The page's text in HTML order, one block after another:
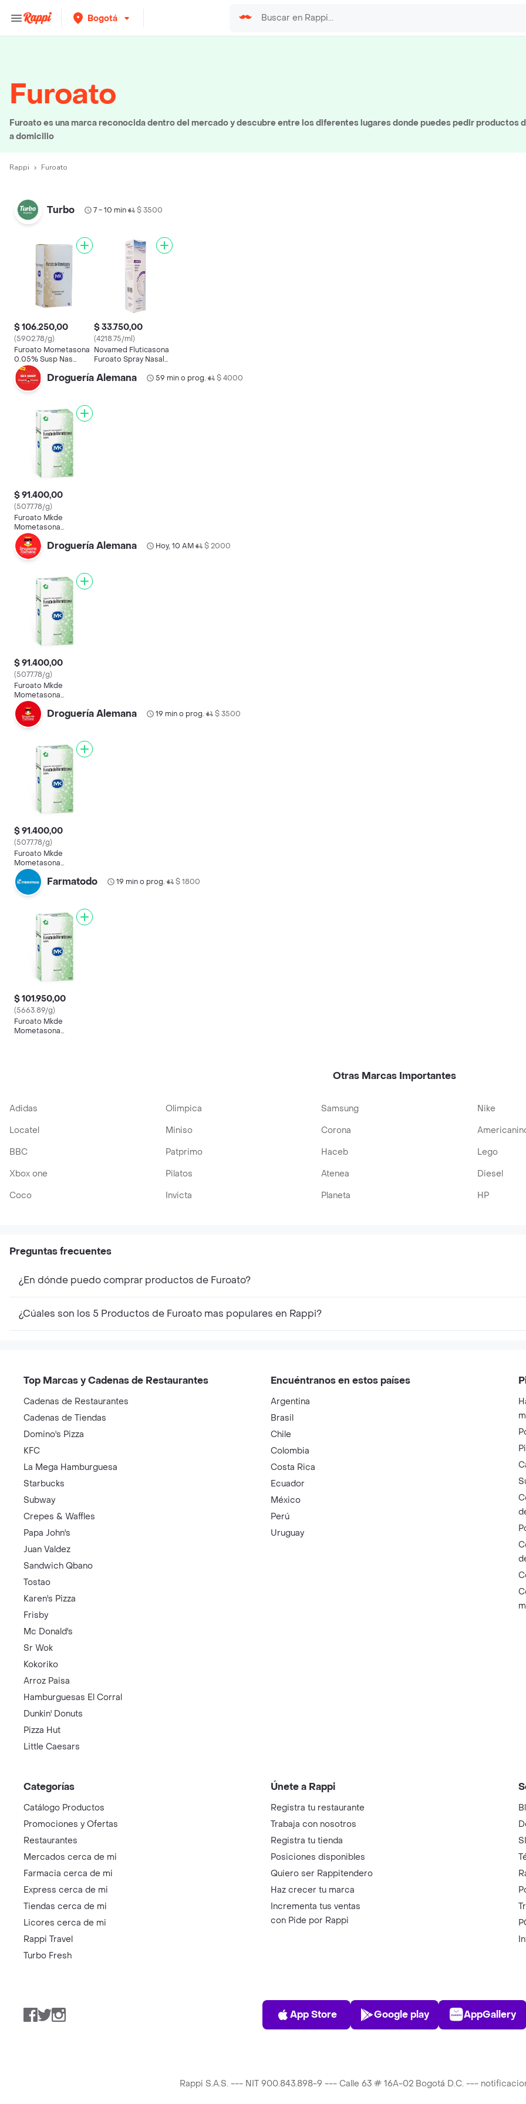
Bogotá
Furoato
Furoato es una marca reconocida dentro del mercado y descubre entre los diferentes lugares donde puedes pedir productos
a domicilio
Rappi Furoato
Turbo 7 - 10 min• $ 3500
$ 106.250,00
(5902.78/g)
Furoato Mometasona
0.05% Susp Nas
Frasco X 18gr Mk
$ 33.750,00
(4218.75/ml)
Novamed Fluticasona
Furoato Spray Nasal
Droguería Alemana 59 min o prog.• $ 4000
$ 91.400,00
(5077.78/g)
Furoato Mkde
Mometasona
Antipruritico (0.05 %)
Droguería Alemana Hoy, 10 AM• $ 2000
$ 91.400,00
(5077.78/g)
Furoato Mkde
Mometasona
Antipruritico (0.05 %)
Droguería Alemana 19 min o prog.• $ 3500
$ 91.400,00
(5077.78/g)
Furoato Mkde
Mometasona
Antipruritico (0.05 %)
Farmatodo 19 min o prog.• $ 1800
$ 101.950,00
(5663.89/g)
Furoato Mkde
Mometasona
Otras Marcas Importantes
Adidas Olimpica Samsung Nike
Locatel
Miniso Corona
BBC
Patprimo Haceb Lego
Xbox one
Pilatos Atenea Diesel
Coco
Invicta Planeta HP
Preguntas frecuentes
¿En dónde puedo comprar productos de Furoato?
¿Cúales son los 5 Productos de Furoato mas populares en Rappi?
Top Marcas y Cadenas de Restaurantes
Cadenas de Restaurantes
Cadenas de Tiendas
Domino's Pizza
KFC
La Mega Hamburguesa
Starbucks
Subway
Crepes & Waffles
Papa John's
Juan Valdez
Sandwich Qbano
Tostao
Karen's Pizza
Frisby
Mc Donald's
Sr Wok
Kokoriko
Arroz Paisa
Hamburguesas El Corral
Dunkin' Donuts
Pizza Hut
Little Caesars
Encuéntranos en estos países
Argentina
Brasil
Chile
Colombia
Costa Rica
Ecuador
México
Perú
Uruguay
Categorías
Catálogo Productos
Promociones y Ofertas
Restaurantes
Mercados cerca de mi
Farmacia cerca de mi
Express cerca de mi
Tiendas cerca de mi
Licores cerca de mi
Rappi Travel
Turbo Fresh
Únete a Rappi
Registra tu restaurante
Trabaja con nosotros
Registra tu tienda
Posiciones disponibles
Quiero ser Rappitendero
Haz crecer tu marca
Incrementa tus ventas
con Pide por Rappi
Facebook
TwitterInstagram
App Store
App Store
Play Store
Google play AppGallery
Rappi S.A.S. --- NIT 900.843.898-9 --- Calle 63 # 16A-02 Bogotá D.C. ---